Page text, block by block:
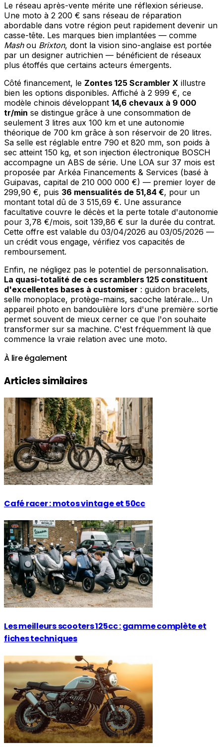
Le réseau après-vente mérite une réflexion sérieuse.
Une moto à 2 200 € sans réseau de réparation
abordable dans votre région peut rapidement devenir un
casse-tête. Les marques bien implantées — comme
Mashou Brixton, dont la vision sino-anglaise est portée
par un designer autrichien — bénéficient de réseaux
plus étoffés que certains acteurs émergents.
Côté financement, le Zontes 125 Scrambler X illustre
bien les options disponibles. Affiché à 2 999 €, ce
modèle chinois développant 14,6 chevaux à 9 000
tr/min se distingue grâce à une consommation de
seulement 3 litres aux 100 km et une autonomie
théorique de 700 km grâce à son réservoir de 20 litres.
Sa selle est réglable entre 790 et 820 mm, son poids à
sec atteint 150 kg, et son injection électronique BOSCH
accompagne un ABS de série. Une LOA sur 37 mois est
proposée par Arkéa Financements & Services (basé à
Guipavas, capital de 210 000 000 €) — premier loyer de
299,90 €, puis 36 mensualités de 51,84 €, pour un
montant total dû de 3 515,69 €. Une assurance
facultative couvre le décès et la perte totale d'autonomie
pour 3,78 €/mois, soit 139,86 € sur la durée du contrat.
Cette offre est valable du 03/04/2026 au 03/05/2026 —
un crédit vous engage, vérifiez vos capacités de
remboursement.
Enfin, ne négligez pas le potentiel de personnalisation.
La quasi-totalité de ces scramblers 125 constituent
d'excellentes bases à customiser : guidon bracelets,
selle monoplace, protège-mains, sacoche latérale… Un
appareil photo en bandoulière lors d'une première sortie
permet souvent de mieux cerner ce que l'on souhaite
transformer sur sa machine. C'est fréquemment là que
commence la vraie relation avec une moto.
À lire également
Articles similaires
Café racer : motos vintage et 50cc
Les meilleurs scooters 125cc : gamme complète et
fiches techniques